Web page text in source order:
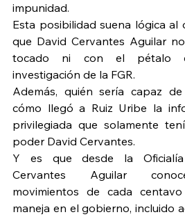
impunidad.
Esta posibilidad suena lógica al
que David Cervantes Aguilar
tocado ni con el pétalo
investigación de la FGR.
Además, quién sería capaz
cómo llegó a Ruiz Uribe la
privilegiada que solamente
poder David Cervantes.
Y es que desde la Oficialía
Cervantes Aguilar
movimientos de cada
maneja en el gobierno, incluido